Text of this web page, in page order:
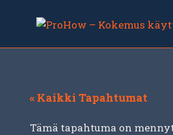
sisältöön
« Kaikki Tapahtumat
Tämä tapahtuma on